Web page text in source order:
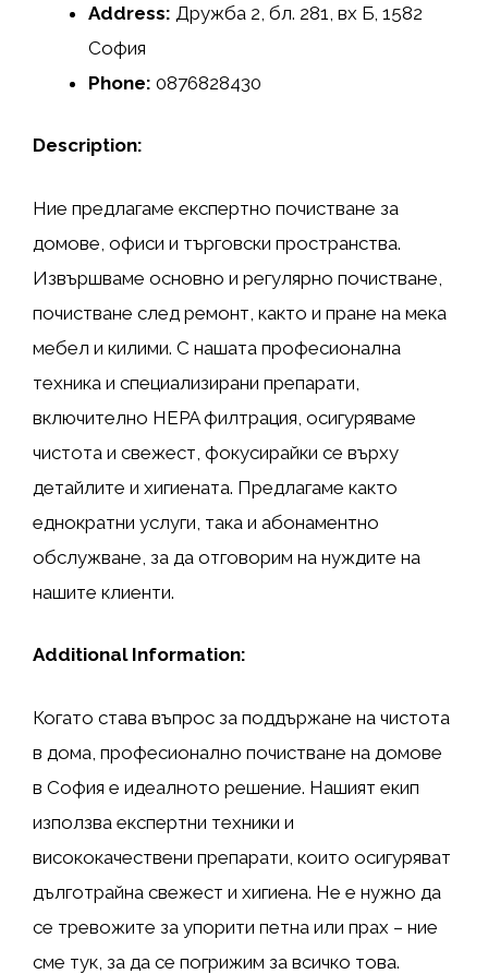
Address: Дружба 2, бл. 281, вх Б, 1582
София
Phone: 0876828430
Description:
Ние предлагаме експертно почистване за
домове, офиси и търговски пространства.
Извършваме основно и регулярно почистване,
почистване след ремонт, както и пране на мека
мебел и килими. С нашата професионална
техника и специализирани препарати,
включително HEPA филтрация, осигуряваме
чистота и свежест, фокусирайки се върху
детайлите и хигиената. Предлагаме както
еднократни услуги, така и абонаментно
обслужване, за да отговорим на нуждите на
нашите клиенти.
Additional Information:
Когато става въпрос за поддържане на чистота
в дома, професионално почистване на домове
в София е идеалното решение. Нашият екип
използва експертни техники и
висококачествени препарати, които осигуряват
дълготрайна свежест и хигиена. Не е нужно да
се тревожите за упорити петна или прах – ние
сме тук, за да се погрижим за всичко това.